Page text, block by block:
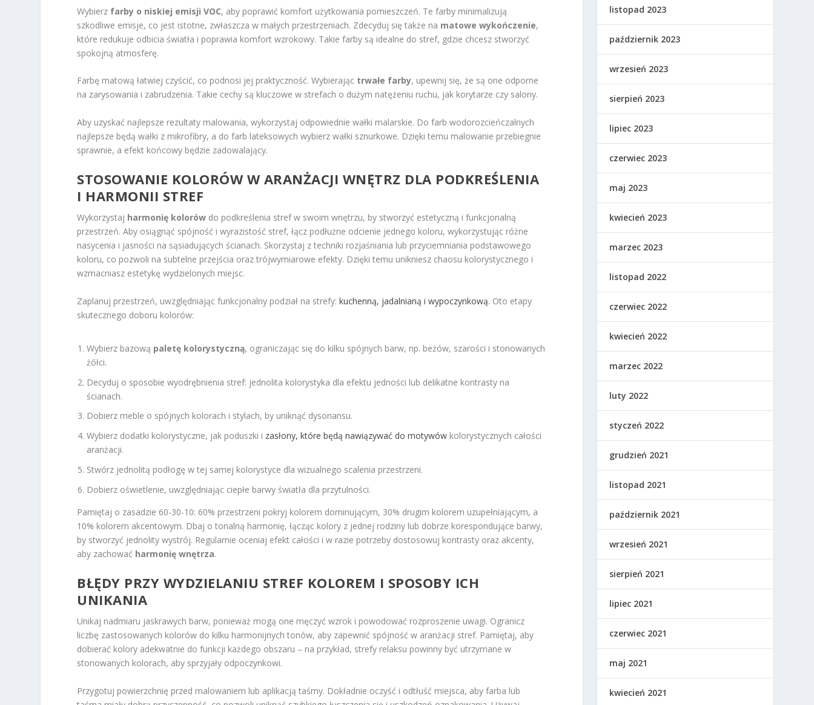
Wybierz farby o niskiej emisji VOC, aby poprawić komfort użytkowania pomieszczeń. Te farby minimalizują
szkodliwe emisje, co jest istotne, zwłaszcza w małych przestrzeniach. Zdecyduj się także na matowe wykończenie,
które redukuje odbicia światła i poprawia komfort wzrokowy. Takie farby są idealne do stref, gdzie chcesz stworzyć
spokojną atmosferę.
Farbę matową łatwiej czyścić, co podnosi jej praktyczność. Wybierając trwałe farby, upewnij się, że są one odporne
na zarysowania i zabrudzenia. Takie cechy są kluczowe w strefach o dużym natężeniu ruchu, jak korytarze czy salony.
Aby uzyskać najlepsze rezultaty malowania, wykorzystaj odpowiednie wałki malarskie. Do farb wodorozcieńczalnych
najlepsze będą wałki z mikrofibry, a do farb lateksowych wybierz wałki sznurkowe. Dzięki temu malowanie przebiegnie
sprawnie, a efekt końcowy będzie zadowalający.
STOSOWANIE KOLORÓW W ARANŻACJI WNĘTRZ DLA PODKREŚLENIA
I HARMONII STREF
Wykorzystaj harmonię kolorów do podkreślenia stref w swoim wnętrzu, by stworzyć estetyczną i funkcjonalną
przestrzeń. Aby osiągnąć spójność i wyrazistość stref, łącz podłużne odcienie jednego koloru, wykorzystując różne
nasycenia i jasności na sąsiadujących ścianach. Skorzystaj z techniki rozjaśniania lub przyciemniania podstawowego
koloru, co pozwoli na subtelne przejścia oraz trójwymiarowe efekty. Dzięki temu unikniesz chaosu kolorystycznego i
wzmacniasz estetykę wydzielonych miejsc.
Zaplanuj przestrzeń, uwzględniając funkcjonalny podział na strefy:kuchenną, jadalnianą i wypoczynkową. Oto etapy
skutecznego doboru kolorów:
Wybierz bazową paletę kolorystyczną, ograniczając się do kilku spójnych barw, np. beżów, szarości i stonowanych
żółci.
Decyduj o sposobie wyodrębnienia stref: jednolita kolorystyka dla efektu jedności lub delikatne kontrasty na
ścianach.
Dobierz meble o spójnych kolorach i stylach, by uniknąć dysonansu.
Wybierz dodatki kolorystyczne, jak poduszki i zasłony, które będą nawiązywać do motywów kolorystycznych całości
aranżacji.
Stwórz jednolitą podłogę w tej samej kolorystyce dla wizualnego scalenia przestrzeni.
Dobierz oświetlenie, uwzględniając ciepłe barwy światła dla przytulności.
Pamiętaj o zasadzie 60-30-10: 60% przestrzeni pokryj kolorem dominującym, 30% drugim kolorem uzupełniającym, a
10% kolorem akcentowym. Dbaj o tonalną harmonię, łącząc kolory z jednej rodziny lub dobrze korespondujące barwy,
by stworzyć jednolity wystrój. Regularnie oceniaj efekt całości i w razie potrzeby dostosowuj kontrasty oraz akcenty,
aby zachować harmonię wnętrza.
BŁĘDY PRZY WYDZIELANIU STREF KOLOREM I SPOSOBY ICH
UNIKANIA
Unikaj nadmiaru jaskrawych barw, ponieważ mogą one męczyć wzrok i powodować rozproszenie uwagi. Ogranicz
liczbę zastosowanych kolorów do kilku harmonijnych tonów, aby zapewnić spójność w aranżacji stref. Pamiętaj, aby
dobierać kolory adekwatnie do funkcji każdego obszaru – na przykład, strefy relaksu powinny być utrzymane w
stonowanych kolorach, aby sprzyjały odpoczynkowi.
Przygotuj powierzchnię przed malowaniem lub aplikacją taśmy. Dokładnie oczyść i odtłuść miejsca, aby farba lub
listopad 2023
październik 2023
wrzesień 2023
sierpień 2023
lipiec 2023
czerwiec 2023
maj 2023
kwiecień 2023
marzec 2023
listopad 2022
czerwiec 2022
kwiecień 2022
marzec 2022
luty 2022
styczeń 2022
grudzień 2021
listopad 2021
październik 2021
wrzesień 2021
sierpień 2021
lipiec 2021
czerwiec 2021
maj 2021
kwiecień 2021